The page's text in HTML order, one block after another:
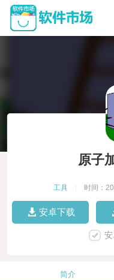
原子
工具 时间：
安卓下载
简介